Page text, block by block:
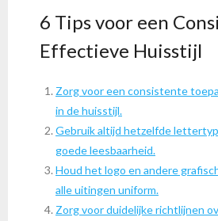
6 Tips voor een
Effectieve Huisstijl
Zorg voor een consistente
in de huisstijl.
Gebruik altijd hetzelfde
goede leesbaarheid.
Houd het logo en andere
alle uitingen uniform.
Zorg voor duidelijke richtlijnen